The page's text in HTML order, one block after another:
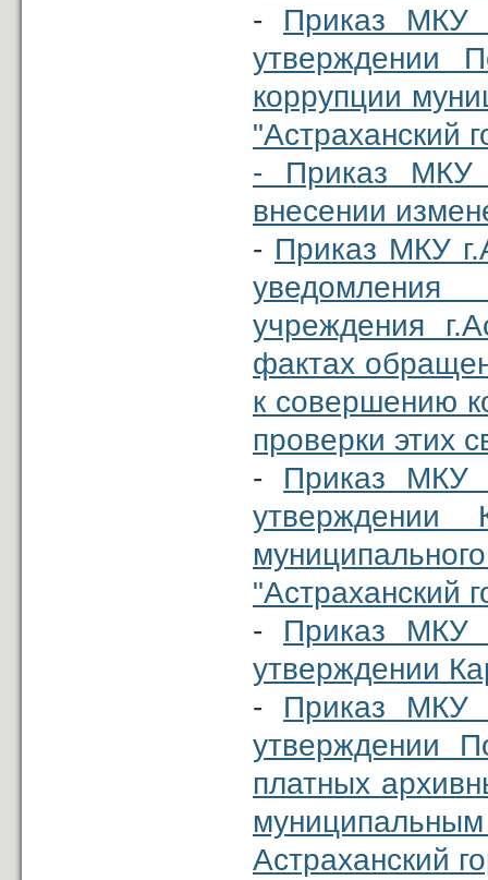
- Приказ МКУ
утверждении
коррупции
"Астраханский
- Приказ МКУ
внесении
- Приказ МКУ
уведомления
учреждения
фактах
к совершению
проверки этих
- Приказ МКУ
утверждении
"Астраханский
- Приказ МКУ
утверждении
- Приказ МКУ
утверждении
платных
Астраханский